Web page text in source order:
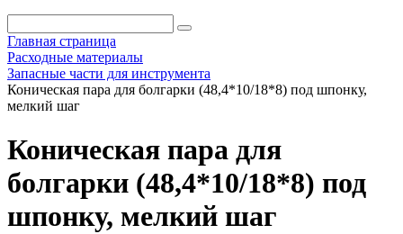
Главная страница
Расходные материалы
Запасные части для инструмента
Коническая пара для болгарки (48,4*10/18*8) под шпонку,
мелкий шаг
Коническая пара для
болгарки (48,4*10/18*8) под
шпонку, мелкий шаг